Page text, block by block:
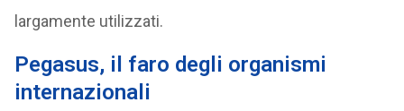
largamente utilizzati.
Pegasus, il faro degli organismi
internazionali